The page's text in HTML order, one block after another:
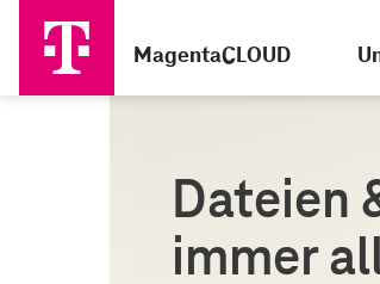
MagentaCLOUD
Dateien
immer